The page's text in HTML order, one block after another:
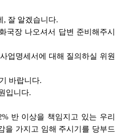
, 잘 알겠습니다.
국장 나오셔서 답변 준비해주시
업명세서에 대해 질의하실 위원
바랍니다.
입니다.
반 이상을 책임지고 있는 우리
을 가지고 임해 주시기를 당부드